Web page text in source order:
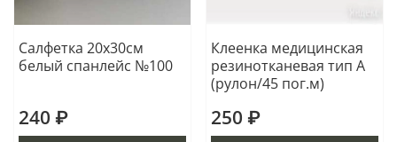
Салфетка 20х30см
белый спанлейс №100
240 ₽
Клеенка медицинская
резинотканевая тип А
(рулон/45 пог.м)
250 ₽